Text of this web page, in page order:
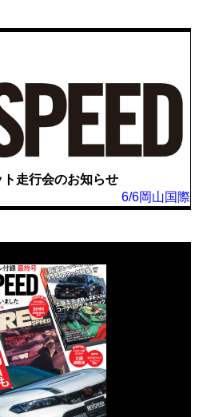
走行会のお知らせ
6/6岡山国際